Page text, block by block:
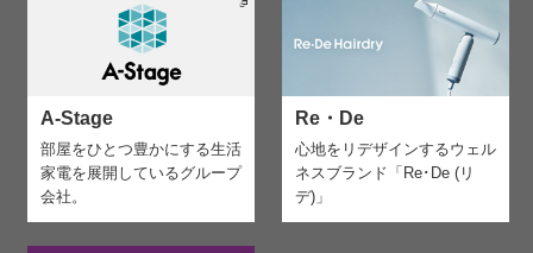
A-Stage
部屋をひとつ豊かにする生活
家電を展開しているグループ
会社。
Re・De
心地をリデザインするウェル
ネスブランド「Re･De (リ
デ)」